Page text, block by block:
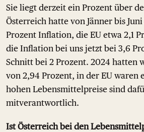
Sie liegt derzeit ein Prozent über
Österreich hatte von Jänner bis Juni
Prozent Inflation, die EU etwa 2,1
die Inflation bei uns jetzt bei 3,6
Schnitt bei 2 Prozent. 2024 hatten
von 2,94 Prozent, in der EU waren
hohen Lebensmittelpreise sind
mitverantwortlich.
Ist Österreich bei den